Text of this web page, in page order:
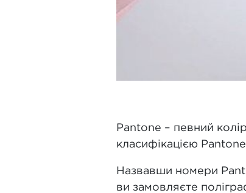
Pantone – певний
класифікацією
Назвавши номери
ви замовляєте